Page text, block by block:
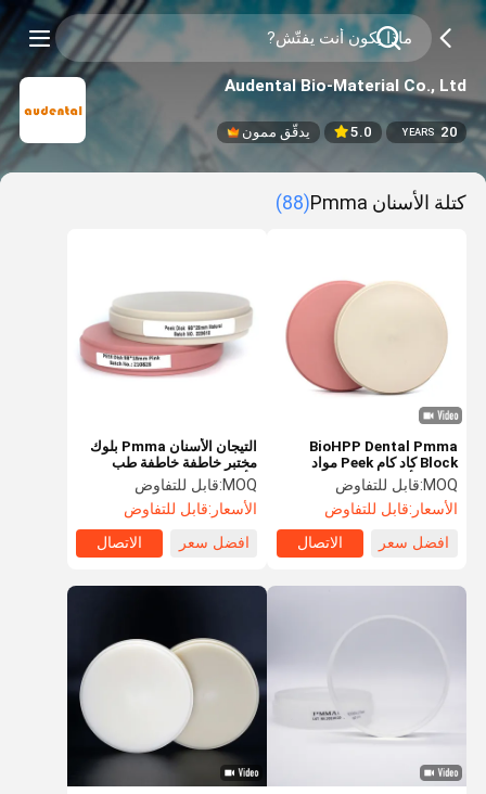
Audental Bio-Material Co., Ltd
20
YEARS
5.0 يدقّق ممون
كتلة الأسنان Pmma (88)
التيجان الأسنان Pmma بلوك
مختبر خاطفة خاطفة طب
الأسنان يزرع إطار مادة طب
الأسنان
MOQ: قابل للتفاوض
الأسعار:قابل للتفاوض
افضل سعر
الاتصال
BioHPP Dental Pmma
Block كاد كام Peek مواد
مختبر الأسنان الفارغة
MOQ: قابل للتفاوض
الأسعار:قابل للتفاوض
افضل سعر
الاتصال